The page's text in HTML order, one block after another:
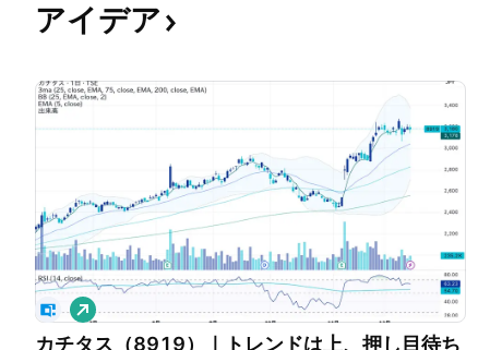
アイデア
カチタス（8919）｜トレンドは上、押し目待ち
ロ
ン
グ